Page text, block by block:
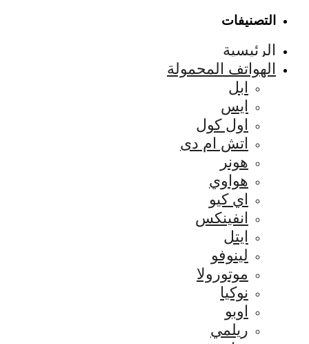
التصنيفات
الرئيسية
الهواتف المحمولة
ابل
ايس
اول كول
اتش ام دى
هونر
هواوي
اي كيو
انفينكس
ايتل
لينوفو
موتورولا
نوكيا
اوبو
ريلمي